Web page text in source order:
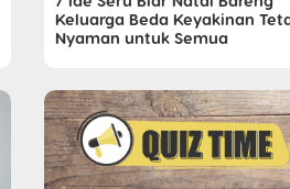
Keluarga Beda Keyakinan
Nyaman untuk Semua